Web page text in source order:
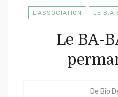
L'ASSOCIATION LE B.A
Le BA-
De Bio